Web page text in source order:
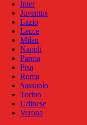
Inter
Juventus
Lazio
Lecce
Milan
Napoli
Parma
Pisa
Roma
Sassuolo
Torino
Udinese
Verona